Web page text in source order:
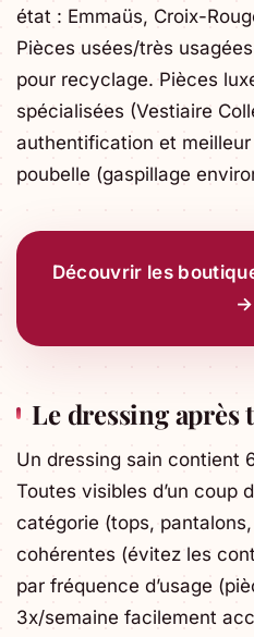
état : Emmaüs, Croix-
Pièces usées/très
pour recyclage. Pièces
spécialisées (Vestiaire
authentification et
poubelle (gaspillage
Découvrir les
→
Le dressing après
Un dressing sain contient
Toutes visibles d’un coup
catégorie (tops,
cohérentes (évitez les
par fréquence d’usage
3x/semaine facilement